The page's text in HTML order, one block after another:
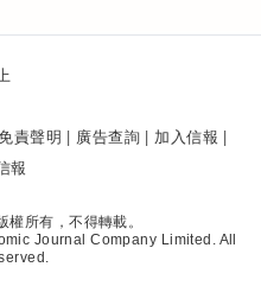
責聲明 | 廣告查詢 | 加入信報 |
報
權所有，不得轉載。
Journal Company Limited. All